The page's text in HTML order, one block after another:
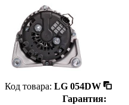
Код товара: LG 054DW
Гарантия: